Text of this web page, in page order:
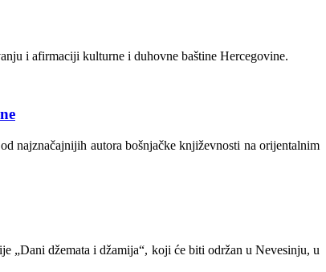
i afirmaciji kulturne i duhovne baštine Hercegovine.
najznačajnijih autora bošnjačke književnosti na orijentalnim
„Dani džemata i džamija“, koji će biti održan u Nevesinju, u